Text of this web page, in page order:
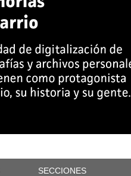
SECCIONES